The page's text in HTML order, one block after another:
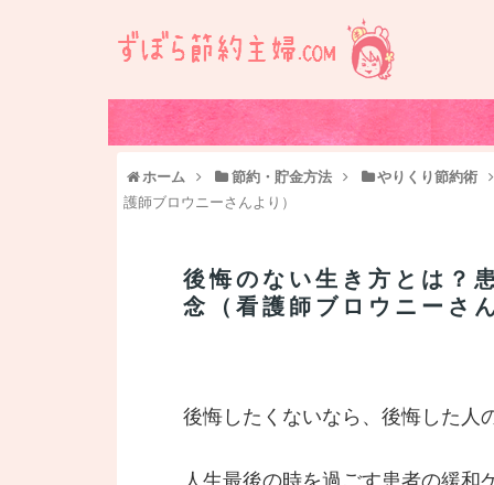
ホーム 節約・貯金方法
やりくり節約術
護師ブロウニーさんより）
後悔のない生き方とは？
念（看護師ブロウニーさ
後悔したくないなら、後悔した人
人生最後の時を過ごす患者の緩